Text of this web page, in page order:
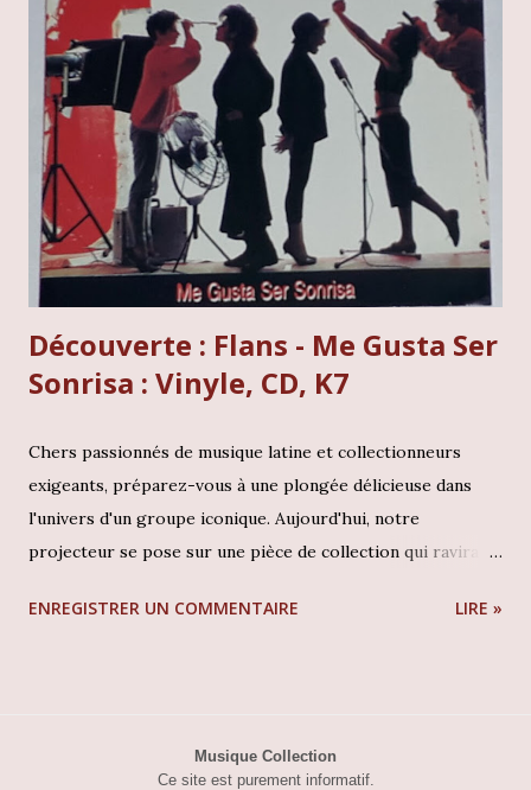
une immersion totale dans la période la plus audacieuse du
trompettiste, celle où le jazz fusion n'avait plus aucune
limite et fonçait tête baissée vers l'inconnu. Pensez à
Bitches Brew, le choc de 69. Eh bien, seulement deux
petites années plus tard, Miles Davis est revenu pour
enfoncer le clou avec Live-evil, poussant toutes les
frontières encore plus loin. Cet album, c'est un patchwork
génial, un mix savoureux entre l'intimité du studio et l...
Découverte : Flans - Me Gusta Ser
Sonrisa : Vinyle, CD, K7
Chers passionnés de musique latine et collectionneurs
exigeants, préparez-vous à une plongée délicieuse dans
l'univers d'un groupe iconique. Aujourd'hui, notre
projecteur se pose sur une pièce de collection qui ravira
CD « Me Gusta Ser Sonrisa » des légendaires Flans. Ce
Gusta Ser Sonrisa : (cliquez l'image pour les détails)
Contexte et écoute Flans, composé d'Ivonne, Ilse et Mimi, a
ENREGISTRER UN COMMENTAIRE LIRE »
Musique Collection
Ce site est purement informatif.